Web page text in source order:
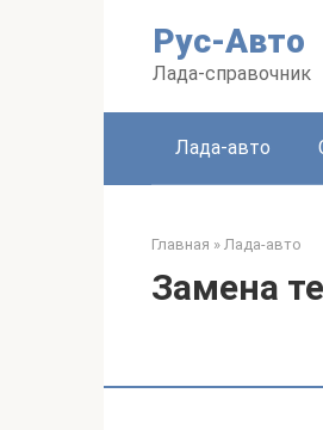
Рус-Авто
Лада-справочник
Лада-авто
Главная » Лада-авто
Замена